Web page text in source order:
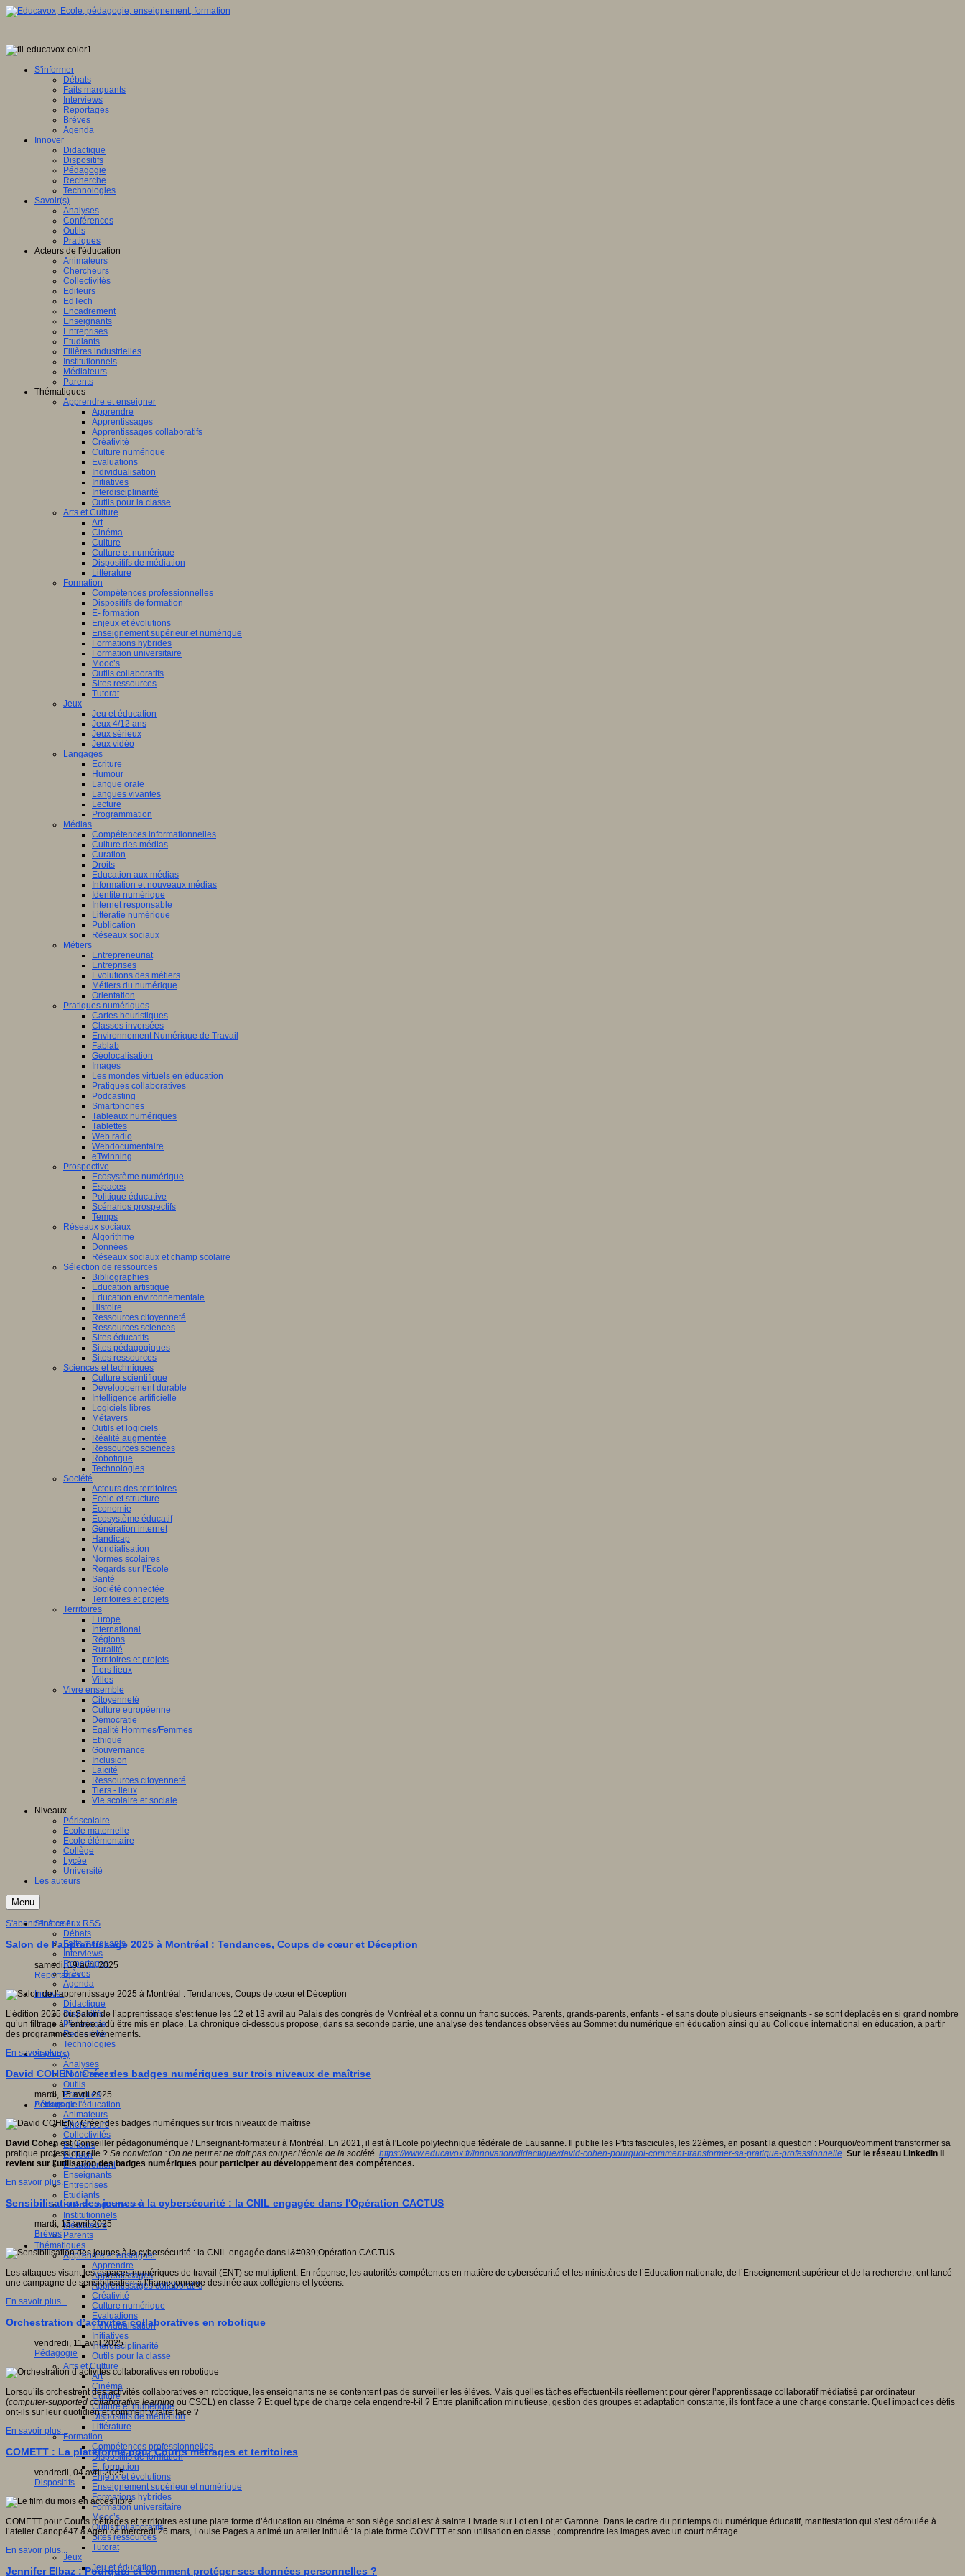
S'informer
Débats
Faits marquants
Interviews
Reportages
Brèves
Agenda
Innover
Didactique
Dispositifs
Pédagogie
Recherche
Technologies
Savoir(s)
Analyses
Conférences
Outils
Pratiques
Acteurs de l'éducation
Animateurs
Chercheurs
Collectivités
Editeurs
EdTech
Encadrement
Enseignants
Entreprises
Etudiants
Filières industrielles
Institutionnels
Médiateurs
Parents
Thématiques
Apprendre et enseigner
Apprendre
Apprentissages
Apprentissages collaboratifs
Créativité
Culture numérique
Evaluations
Individualisation
Initiatives
Interdisciplinarité
Outils pour la classe
Arts et Culture
Art
Cinéma
Culture
Culture et numérique
Dispositifs de médiation
Littérature
Formation
Compétences professionnelles
Dispositifs de formation
E- formation
Enjeux et évolutions
Enseignement supérieur et numérique
Formations hybrides
Formation universitaire
Mooc’s
Outils collaboratifs
Sites ressources
Tutorat
Jeux
Jeu et éducation
Jeux 4/12 ans
Jeux sérieux
Jeux vidéo
Langages
Ecriture
Humour
Langue orale
Langues vivantes
Lecture
Programmation
Médias
Compétences informationnelles
Culture des médias
Curation
Droits
Education aux médias
Information et nouveaux médias
Identité numérique
Internet responsable
Littératie numérique
Publication
Réseaux sociaux
Métiers
Entrepreneuriat
Entreprises
Evolutions des métiers
Métiers du numérique
Orientation
Pratiques numériques
Cartes heuristiques
Classes inversées
Environnement Numérique de Travail
Fablab
Géolocalisation
Images
Les mondes virtuels en éducation
Pratiques collaboratives
Podcasting
Smartphones
Tableaux numériques
Tablettes
Web radio
Webdocumentaire
eTwinning
Prospective
Ecosystème numérique
Espaces
Politique éducative
Scénarios prospectifs
Temps
Réseaux sociaux
Algorithme
Données
Réseaux sociaux et champ scolaire
Sélection de ressources
Bibliographies
Education artistique
Education environnementale
Histoire
Ressources citoyenneté
Ressources sciences
Sites éducatifs
Sites pédagogiques
Sites ressources
Sciences et techniques
Culture scientifique
Développement durable
Intelligence artificielle
Logiciels libres
Métavers
Outils et logiciels
Réalité augmentée
Ressources sciences
Robotique
Technologies
Société
Acteurs des territoires
Ecole et structure
Economie
Ecosystème éducatif
Génération internet
Handicap
Mondialisation
Normes scolaires
Regards sur l’Ecole
Santé
Société connectée
Territoires et projets
Territoires
Europe
International
Régions
Ruralité
Territoires et projets
Tiers lieux
Villes
Vivre ensemble
Citoyenneté
Culture européenne
Démocratie
Egalité Hommes/Femmes
Ethique
Gouvernance
Inclusion
Laïcité
Ressources citoyenneté
Tiers - lieux
Vie scolaire et sociale
Niveaux
Périscolaire
Ecole maternelle
Ecole élémentaire
Collège
Lycée
Université
Les auteurs
Menu
S'informer
Débats
Faits marquants
Interviews
Reportages
Brèves
Agenda
Innover
Didactique
Dispositifs
Pédagogie
Recherche
Technologies
Savoir(s)
Analyses
Conférences
Outils
Pratiques
Acteurs de l'éducation
Animateurs
Chercheurs
Collectivités
Editeurs
EdTech
Encadrement
Enseignants
Entreprises
Etudiants
Filières industrielles
Institutionnels
Médiateurs
Parents
Thématiques
Apprendre et enseigner
Apprendre
Apprentissages
Apprentissages collaboratifs
Créativité
Culture numérique
Evaluations
Individualisation
Initiatives
Interdisciplinarité
Outils pour la classe
Arts et Culture
Art
Cinéma
Culture
Culture et numérique
Dispositifs de médiation
Littérature
Formation
Compétences professionnelles
Dispositifs de formation
E- formation
Enjeux et évolutions
Enseignement supérieur et numérique
Formations hybrides
Formation universitaire
Mooc’s
Outils collaboratifs
Sites ressources
Tutorat
Jeux
Jeu et éducation
S'abonner à ce flux RSS
Salon de l’apprentissage 2025 à Montréal : Tendances, Coups de cœur et Déception
samedi, 19 avril 2025
Reportages
L’édition 2025 du Salon de l’apprentissage s’est tenue les 12 et 13 avril au Palais des congrès de Montréal et a connu un franc succès. Parents, grands-parents, enfants - et sans doute plusieurs enseignants - se sont déplacés en si grand nombre
qu’un filtrage à l’entrée a dû être mis en place. La chronique ci-dessous propose, dans sa seconde partie, une analyse des tendances observées au Sommet du numérique en éducation ainsi qu’au Colloque international en éducation, à partir
des programmes des événements.
En savoir plus...
David COHEN : Créer des badges numériques sur trois niveaux de maîtrise
mardi, 15 avril 2025
Pédagogie
David Cohen est Conseiller pédagonumérique / Enseignant-formateur à Montréal. En 2021, il est à l'Ecole polytechnique fédérale de Lausanne. Il publie les P'tits fascicules, les 22èmes, en posant la question : Pourquoi/comment transformer sa
pratique professionnelle ? Sa conviction : On ne peut et ne doit pas couper l'école de la société. https://www.educavox.fr/innovation/didactique/david-cohen-pourquoi-comment-transformer-sa-pratique-professionnelle. Sur le réseau LinkedIn il
revient sur l'utilisation des badges numériques pour participer au développement des compétences.
En savoir plus...
Sensibilisation des jeunes à la cybersécurité : la CNIL engagée dans l'Opération CACTUS
mardi, 15 avril 2025
Brèves
Les attaques visant les espaces numériques de travail (ENT) se multiplient. En réponse, les autorités compétentes en matière de cybersécurité et les ministères de l’Education nationale, de l’Enseignement supérieur et de la recherche, ont lancé
une campagne de sensibilisation à l’hameçonnage destinée aux collégiens et lycéens.
En savoir plus...
Orchestration d’activités collaboratives en robotique
vendredi, 11 avril 2025
Pédagogie
Lorsqu’ils orchestrent des activités collaboratives en robotique, les enseignants ne se contentent pas de surveiller les élèves. Mais quelles tâches effectuent-ils réellement pour gérer l’apprentissage collaboratif médiatisé par ordinateur
(computer-supported collaborative learning ou CSCL) en classe ? Et quel type de charge cela engendre-t-il ? Entre planification minutieuse, gestion des groupes et adaptation constante, ils font face à une charge constante. Quel impact ces défis
ont-ils sur leur quotidien et comment y faire face ?
En savoir plus...
COMETT : La plateforme pour Courts métrages et territoires
vendredi, 04 avril 2025
Dispositifs
COMETT pour Courts métrages et territoires est une plate forme d’éducation au cinéma et son siège social est à sainte Livrade sur Lot en Lot et Garonne. Dans le cadre du printemps du numérique éducatif, manifestation qui s’est déroulée à
l’atelier Canopé47 à Agen ce mercredi 26 mars, Louise Pages a animé un atelier intitulé : la plate forme COMETT et son utilisation en classe ; comprendre les images avec un court métrage.
En savoir plus...
Jennifer Elbaz : Pourquoi et comment protéger ses données personnelles ?